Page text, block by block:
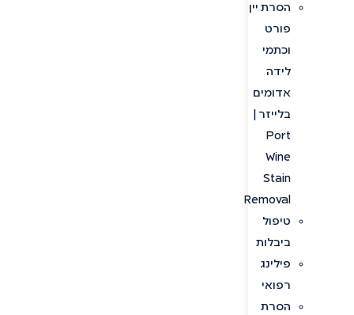
הסרת יין
פורט
וכתמי
לידה
אדומים
בלייזר |
Port
Wine
Stain
Removal
טיפול
ביבלות
פילינג
רפואי
הסרת